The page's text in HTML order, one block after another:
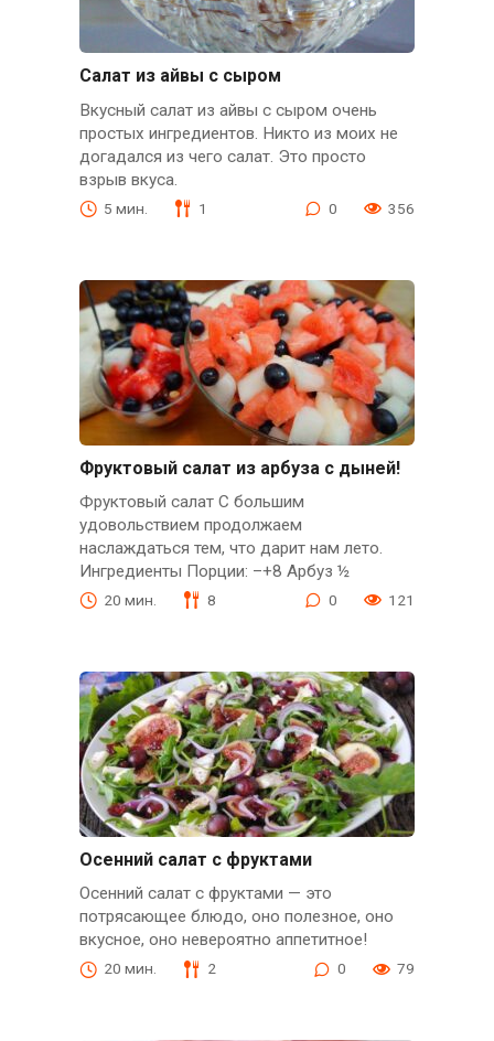
Салат из айвы с сыром
Вкусный салат из айвы с сыром очень
простых ингредиентов. Никто из моих не
догадался из чего салат. Это просто
взрыв вкуса.
5 мин. 1 0 356
Фруктовый салат из арбуза с дыней!
Фруктовый салат С большим
удовольствием продолжаем
наслаждаться тем, что дарит нам лето.
Ингредиенты Порции: –+8 Арбуз ½
20 мин. 8 0 121
Осенний салат с фруктами
Осенний салат с фруктами — это
потрясающее блюдо, оно полезное, оно
вкусное, оно невероятно аппетитное!
20 мин. 2 0 79